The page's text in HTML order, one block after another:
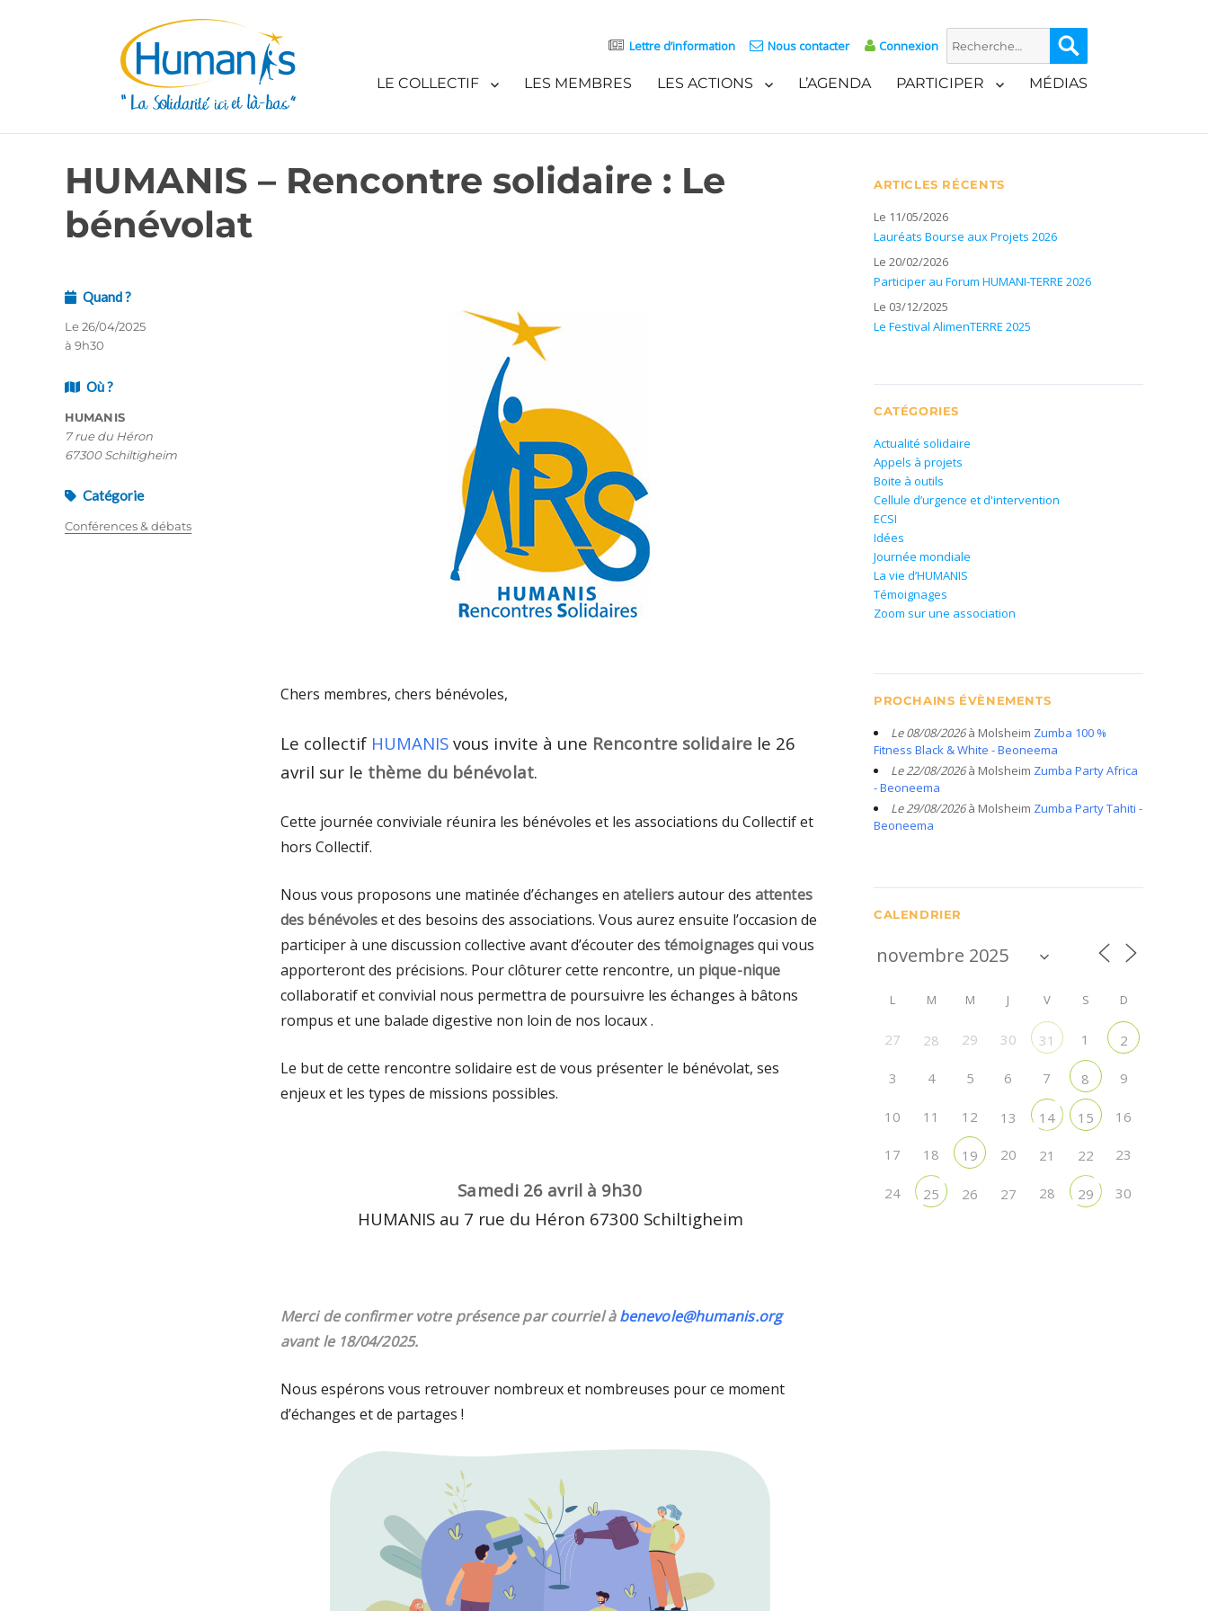
Lettre d’information Nous contacter Connexion
Recherche
pour :
LE COLLECTIF LES MEMBRES LES ACTIONS L’AGENDA PARTICIPER MÉDIAS
HUMANIS – Rencontre solidaire : Le
bénévolat
Chers membres, chers bénévoles,
Le collectif HUMANIS vous invite à une Rencontre solidairele 26
avril sur le thème du bénévolat.
Cette journée conviviale réunira les bénévoles et les associations du Collectif et
hors Collectif.
Nous vous proposons une matinée d’échanges en ateliersautour des attentes
des bénévoleset des besoins des associations. Vous aurez ensuite l’occasion de
participer à une discussion collective avant d’écouter des témoignagesqui vous
apporteront des précisions. Pour clôturer cette rencontre, un pique-nique
collaboratif et convivial nous permettra de poursuivre les échanges à bâtons
rompus et une balade digestive non loin de nos locaux .
Le but de cette rencontre solidaire est de vous présenter le bénévolat, ses
enjeux et les types de missions possibles.
Samedi 26 avril à 9h30
HUMANIS au 7 rue du Héron 67300 Schiltigheim
Merci de confirmer votre présence par courriel àbenevole@humanis.org
avant le 18/04/2025.
Nous espérons vous retrouver nombreux et nombreuses pour ce moment
d’échanges et de partages !
Quand ?
Le 26/04/2025
à 9h30
Où ?
HUMANIS
7 rue du Héron
67300 Schiltigheim
Catégorie
Conférences & débats
ARTICLES RÉCENTS
Le 11/05/2026
Lauréats Bourse aux Projets 2026
Le 20/02/2026
Participer au Forum HUMANI-TERRE 2026
Le 03/12/2025
Le Festival AlimenTERRE 2025
CATÉGORIES
Actualité solidaire
Appels à projets
Boite à outils
Cellule d’urgence et d'intervention
ECSI
Idées
Journée mondiale
La vie d’HUMANIS
Témoignages
Zoom sur une association
PROCHAINS ÉVÈNEMENTS
Le 08/08/2026à Molsheim Zumba 100 %
Fitness Black & White - Beoneema
Le 22/08/2026à Molsheim Zumba Party Africa
- Beoneema
Le 29/08/2026à Molsheim Zumba Party Tahiti -
Beoneema
CALENDRIER
L M M J V S D
27 28 29 30 31 1 2
3 4 5 6 7 8 9
10 11 12 13 14 15 16
17 18 19 20 21 22 23
24 25 26 27 28 29 30